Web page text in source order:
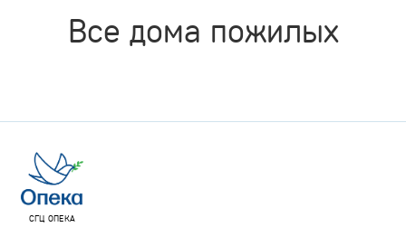
Все дома пожилых
СГЦ ОПЕКА